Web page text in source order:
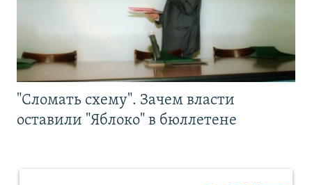
"Сломать схему". Зачем власти
оставили "Яблоко" в бюллетене